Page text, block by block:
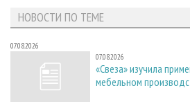
НОВОСТИ ПО ТЕМЕ
07.08.2026
07.08.2026
«Свеза» изучила
мебельном